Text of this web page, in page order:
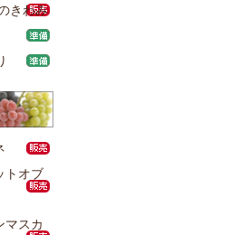
きわみ
トオブ
マスカ